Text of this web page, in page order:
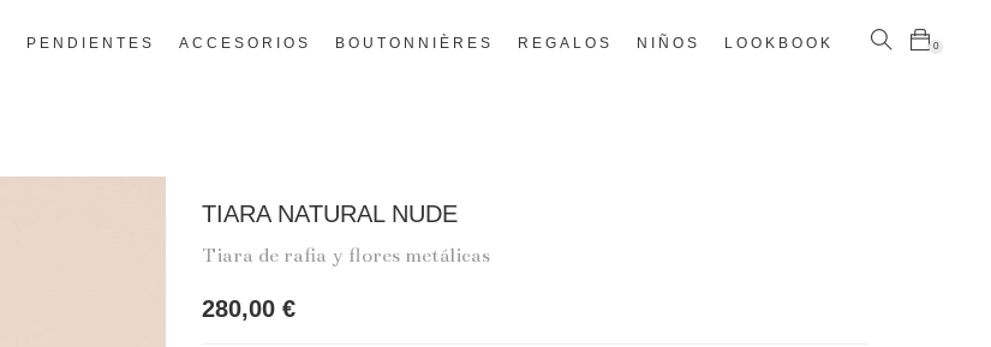
PENDIENTES ACCESORIOS BOUTONNIÈRES REGALOS NIÑOS LOOKBOOK 0
TIARA NATURAL NUDE
Tiara de rafia y flores metálicas
280,00 €